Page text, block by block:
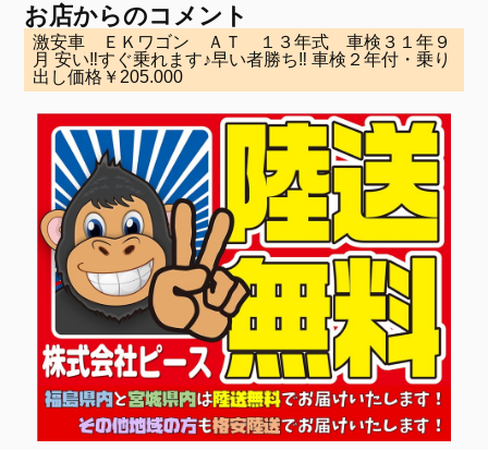
お店からのコメント
激安車 ＥＫワゴン ＡＴ １３年式 車検３１年９
月 安い‼すぐ乗れます♪早い者勝ち‼ 車検２年付・乗り
出し価格￥205.000